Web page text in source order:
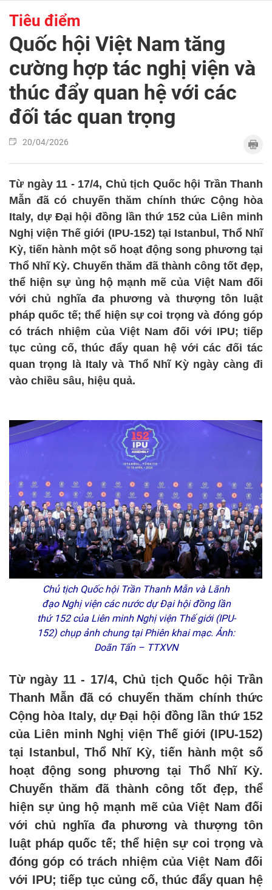
Tiêu điểm
Quốc hội Việt Nam tăng
cường hợp tác nghị viện và
thúc đẩy quan hệ với các
đối tác quan trọng
20/04/2026
Từ ngày 11 - 17/4, Chủ tịch Quốc hội Trần Thanh
Mẫn đã có chuyến thăm chính thức Cộng hòa
Italy, dự Đại hội đồng lần thứ 152 của Liên minh
Nghị viện Thế giới (IPU-152) tại Istanbul, Thổ Nhĩ
Kỳ, tiến hành một số hoạt động song phương tại
Thổ Nhĩ Kỳ. Chuyến thăm đã thành công tốt đẹp,
thể hiện sự ủng hộ mạnh mẽ của Việt Nam đối
với chủ nghĩa đa phương và thượng tôn luật
pháp quốc tế; thể hiện sự coi trọng và đóng góp
có trách nhiệm của Việt Nam đối với IPU; tiếp
tục củng cố, thúc đẩy quan hệ với các đối tác
quan trọng là Italy và Thổ Nhĩ Kỳ ngày càng đi
vào chiều sâu, hiệu quả.
Chủ tịch Quốc hội Trần Thanh Mẫn và Lãnh
đạo Nghị viện các nước dự Đại hội đồng lần
thứ 152 của Liên minh Nghị viện Thế giới (IPU-
152) chụp ảnh chung tại Phiên khai mạc. Ảnh:
Doãn Tấn – TTXVN
Từ ngày 11 - 17/4, Chủ tịch Quốc hội Trần
Thanh Mẫn đã có chuyến thăm chính thức
Cộng hòa Italy, dự Đại hội đồng lần thứ 152
của Liên minh Nghị viện Thế giới (IPU-152)
tại Istanbul, Thổ Nhĩ Kỳ, tiến hành một số
hoạt động song phương tại Thổ Nhĩ Kỳ.
Chuyến thăm đã thành công tốt đẹp, thể
hiện sự ủng hộ mạnh mẽ của Việt Nam đối
với chủ nghĩa đa phương và thượng tôn
luật pháp quốc tế; thể hiện sự coi trọng và
đóng góp có trách nhiệm của Việt Nam đối
với IPU; tiếp tục củng cố, thúc đẩy quan hệ